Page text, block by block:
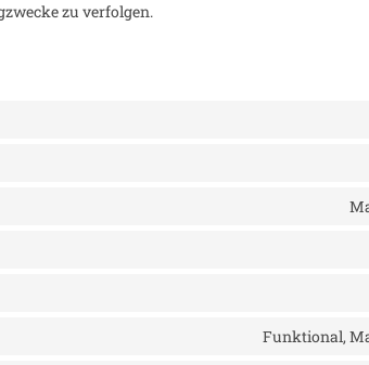
zu verfolgen.
Funktional,